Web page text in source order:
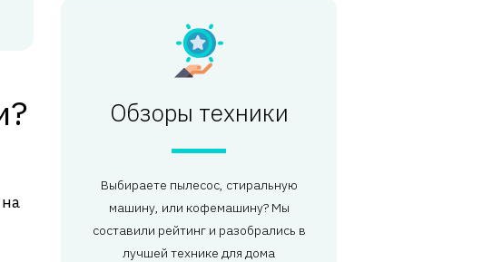
Обзоры техники
Выбираете пылесос, стиральную
машину, или кофемашину? Мы
составили рейтинг и разобрались в
лучшей технике для дома